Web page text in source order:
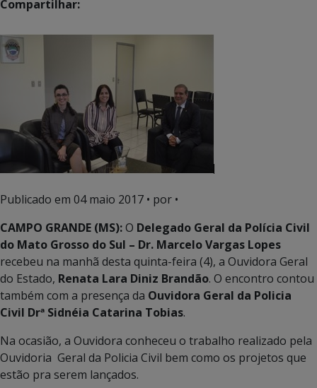
Compartilhar:
Publicado em 04 maio 2017 • por •
CAMPO GRANDE (MS):O Delegado Geral da Polícia Civil
do Mato Grosso do Sul – Dr. Marcelo Vargas Lopes
recebeu na manhã desta quinta-feira (4), a Ouvidora Geral
do Estado, Renata Lara Diniz Brandão. O encontro contou
também com a presença da Ouvidora Geral da Policia
Civil Drª Sidnéia Catarina Tobias.
Na ocasião, a Ouvidora conheceu o trabalho realizado pela
Ouvidoria Geral da Policia Civil bem como os projetos que
estão pra serem lançados.